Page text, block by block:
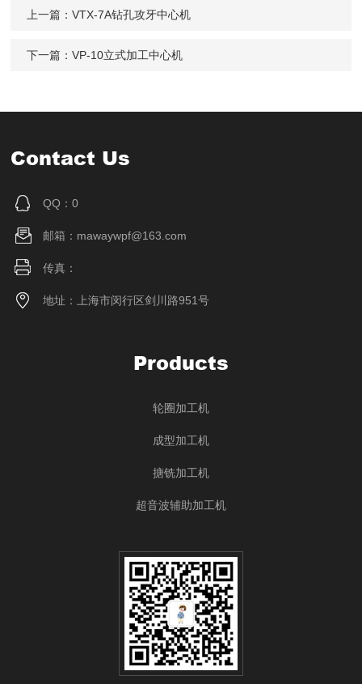
上一篇：VTX-7A钻孔攻牙中心机
下一篇：VP-10立式加工中心机
Contact Us
QQ：0
邮箱：mawaywpf@163.com
传真：
地址：上海市闵行区剑川路951号
Products
轮圈加工机
成型加工机
搪铣加工机
超音波辅助加工机